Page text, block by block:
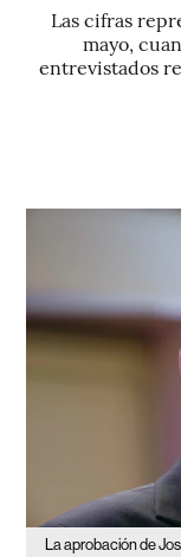
Las cifras
mayo,
entrevistados
La aprobación de